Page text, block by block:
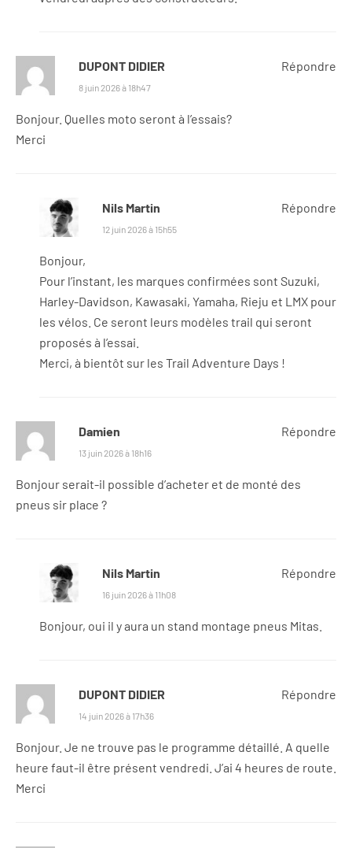
DUPONT DIDIER
8 juin 2026 à 18h47
Bonjour. Quelles moto seront à l’essais?
Merci
Répondre
Nils Martin
12 juin 2026 à 15h55
Bonjour,
Pour l’instant, les marques confirmées sont Suzuki,
Harley-Davidson, Kawasaki, Yamaha, Rieju et LMX pour
les vélos. Ce seront leurs modèles trail qui seront
proposés à l’essai.
Merci, à bientôt sur les Trail Adventure Days !
Répondre
Damien
13 juin 2026 à 18h16
Bonjour serait-il possible d’acheter et de monté des
pneus sir place ?
Répondre
Nils Martin
16 juin 2026 à 11h08
Bonjour, oui il y aura un stand montage pneus Mitas.
Répondre
DUPONT DIDIER
14 juin 2026 à 17h36
Bonjour. Je ne trouve pas le programme détaillé. A quelle
heure faut-il être présent vendredi. J’ai 4 heures de route.
Merci
Répondre